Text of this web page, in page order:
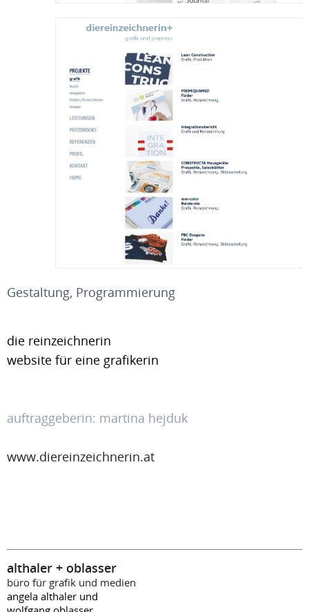
Gestaltung, Programmierung
die reinzeichnerin
website für eine grafikerin
auftraggeberin: martina hejduk
www.diereinzeichnerin.at
althaler + oblasser
büro für grafik und medien
angela althaler und